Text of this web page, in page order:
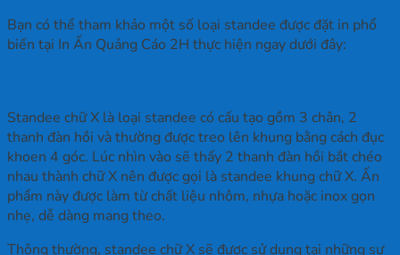
Bạn có thể tham khảo một số loại standee được đặt in phổ
biến tại In Ấn Quảng Cáo 2H thực hiện ngay dưới đây:
Standee chữ X là loại standee có cấu tạo gồm 3 chân, 2
thanh đàn hồi và thường được treo lên khung bằng cách đục
khoen 4 góc. Lúc nhìn vào sẽ thấy 2 thanh đàn hồi bắt chéo
nhau thành chữ X nên được gọi là standee khung chữ X. Ấn
phẩm này được làm từ chất liệu nhôm, nhựa hoặc inox gọn
nhẹ, dễ dàng mang theo.
Thông thường, standee chữ X sẽ được sử dụng tại những sự